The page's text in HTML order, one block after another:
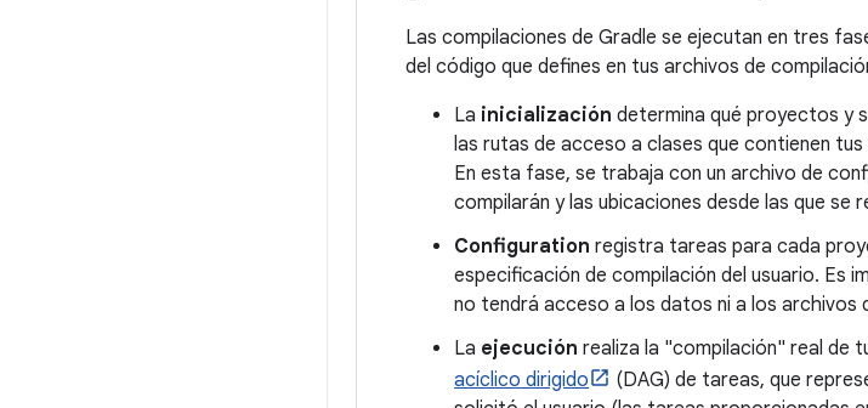
Las compilaciones de Gradle se ejecutan en tres
del código que defines en tus archivos de
La inicialización determina qué proyectos y
las rutas de acceso a clases que contienen
En esta fase, se trabaja con un archivo de
compilarán y las ubicaciones desde las que
Configuration registra tareas para cada
especificación de compilación del usuario. Es
no tendrá acceso a los datos ni a los archivos
La ejecución realiza la "compilación" real de
acíclico dirigido
(DAG) de tareas, que